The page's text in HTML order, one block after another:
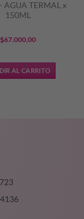
AGUA TERMAL x
150ML
$67.000,00
AL CARRITO